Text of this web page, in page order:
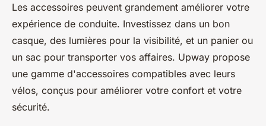
Les accessoires peuvent grandement améliorer votre
expérience de conduite. Investissez dans un bon
casque, des lumières pour la visibilité, et un panier ou
un sac pour transporter vos affaires. Upway propose
une gamme d'accessoires compatibles avec leurs
vélos, conçus pour améliorer votre confort et votre
sécurité.